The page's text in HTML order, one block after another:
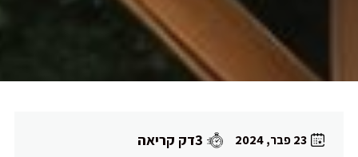
23 פבר, 2024 3דק קריאה